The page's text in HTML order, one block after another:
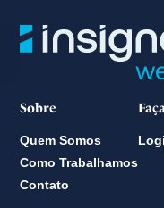
Sobre
Quem Somos
Como Trabalhamos
Contato